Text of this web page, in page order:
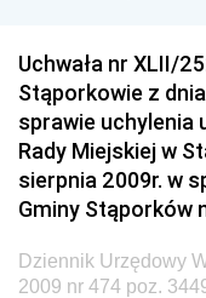
Drogowego
Dziennik
Dziennik
Dziennik
Społecznej
Dziennik
i Gospodarki
Uchwała nr XLII/
Stąporkowie z
sprawie uchylenia
Rady Miejskiej w
sierpnia 2009r. w
Gminy Stąporków
Dziennik Urzędowy
2009 nr 474 poz.